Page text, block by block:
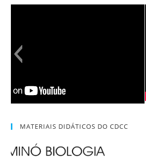
MATERIAIS DIDÁTICOS DO CDCC